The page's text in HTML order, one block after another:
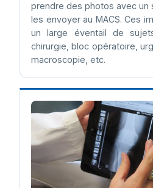
prendre des photos avec un
les envoyer au MACS. Ces
un large éventail de
chirurgie, bloc opératoire,
macroscopie, etc.